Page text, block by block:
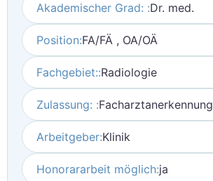
Akademischer Grad: :Dr. med.
Position:FA/FÄ , OA/OÄ
Fachgebiet::Radiologie
Zulassung: :Facharztanerkennung
Arbeitgeber:Klinik
Honorararbeit möglich:ja